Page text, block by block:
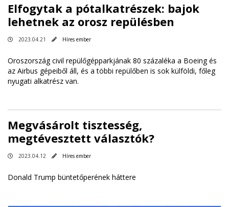
Elfogytak a pótalkatrészek: bajok
lehetnek az orosz repülésben
2023.04.21 Híres ember
Oroszország civil repülőgépparkjának 80 százaléka a Boeing és
az Airbus gépeiből áll, és a többi repülőben is sok külföldi, főleg
nyugati alkatrész van.
Megvásárolt tisztesség,
megtévesztett választók?
2023.04.12 Híres ember
Donald Trump büntetőperének háttere